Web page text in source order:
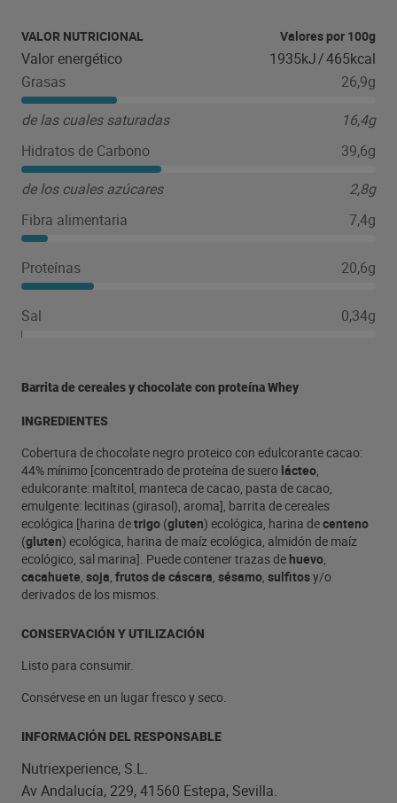
VALOR NUTRICIONAL Valores por 100g
Valor energético 1935kJ/465kcal
Grasas
26,9g
de las cuales saturadas
16,4g
Hidratos de Carbono
39,6g
de los cuales azúcares
2,8g
Fibra alimentaria
7,4g
Proteínas 20,6g
Sal 0,34g
Barrita de cereales y chocolate con proteína Whey
INGREDIENTES
Cobertura de chocolate negro proteico con edulcorante cacao:
44% mínimo [concentrado de proteína de suero lácteo,
edulcorante: maltitol, manteca de cacao, pasta de cacao,
emulgente: lecitinas (girasol), aroma], barrita de cereales
ecológica [harina detrigo (gluten) ecológica, harina decenteno
(gluten) ecológica, harina de maíz ecológica, almidón de maíz
ecológico, sal marina]. Puede contener trazas dehuevo,
cacahuete, soja, frutos de cáscara, sésamo, sulfitosy/o
derivados de los mismos.
CONSERVACIÓN Y UTILIZACIÓN
Listo para consumir.
Consérvese en un lugar fresco y seco.
INFORMACIÓN DEL RESPONSABLE
Nutriexperience, S.L.
Av Andalucía, 229, 41560 Estepa, Sevilla.